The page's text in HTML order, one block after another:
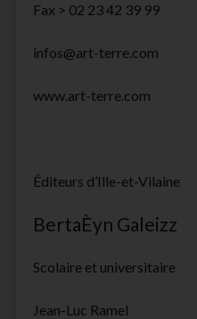
Fax > 02 23 42 39 99
infos@art-terre.com
www.art-terre.com
Éditeurs d’Ille-et-Vilaine
BertaÈyn Galeizz
Scolaire et universitaire
Jean-Luc Ramel